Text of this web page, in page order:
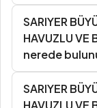
SARIYER
HAVUZLU VE
nerede
SARIYER
HAVUZLU VE